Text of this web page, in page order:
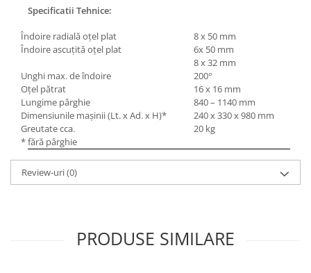
Polizoare de banc
Masini pneumatice de filetat
Exhaustor pentru aschii metal
Masini de gaurit cu talpa
magnetica
Instalatii de spalare a pieselor
Accesorii prelucrare metal
Universale de strung si accesorii
Falci pentru 4 bacuri PS4/ PO4
Specificatii Tehnice:
Îndoire radială oţel plat
8 x 50 mm
Îndoire ascuţită oţel plat
6x 50 mm
8 x 32 mm
Unghi max. de îndoire
200°
Oţel pătrat
16 x 16 mm
Lungime pârghie
840 – 1140 mm
Dimensiunile maşinii (Lt. x Ad. x H)*
240 x 330 x 980 mm
Greutate cca.
20 kg
* fără pârghie
Review-uri(0)
PRODUSE SIMILARE